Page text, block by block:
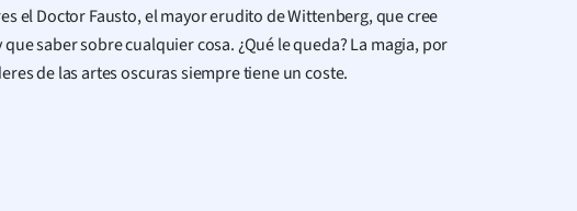
el Doctor Fausto, el mayor erudito de Wittenberg, que cree
saber sobre cualquier cosa. ¿Qué le queda? La magia, por
de las artes oscuras siempre tiene un coste.